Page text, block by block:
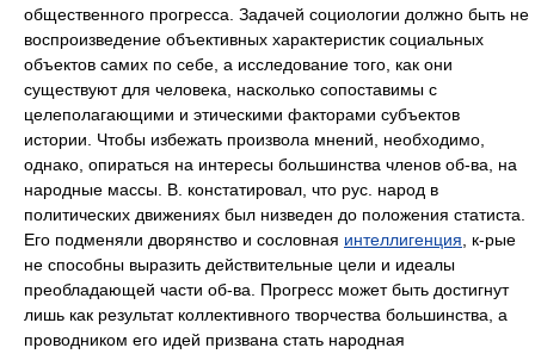
общественного прогресса. Задачей социологии должно быть не
воспроизведение объективных характеристик социальных
объектов самих по себе, а исследование того, как они
существуют для человека, насколько сопоставимы с
целеполагающими и этическими факторами субъектов
истории. Чтобы избежать произвола мнений, необходимо,
однако, опираться на интересы большинства членов об-ва, на
народные массы. В. констатировал, что рус. народ в
политических движениях был низведен до положения статиста.
Его подменяли дворянство и сословная интеллигенция , к-рые
не способны выразить действительные цели и идеалы
преобладающей части об-ва. Прогресс может быть достигнут
лишь как результат коллективного творчества большинства, а
проводником его идей призвана стать народная